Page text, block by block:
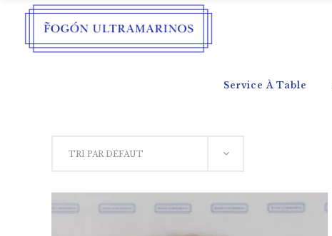
Service À Table
TRI PAR DÉFAUT